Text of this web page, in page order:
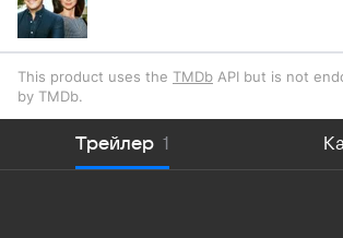
This product uses the TMDb API but is not
by TMDb.
Трейлер 1